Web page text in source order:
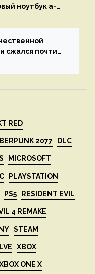
ноутбук a-
и шесть
сжался почти
RED
2077 DLC
MICROSOFT
PLAYSTATION
PS5 RESIDENT EVIL
4 REMAKE
STEAM
XBOX
ONE X